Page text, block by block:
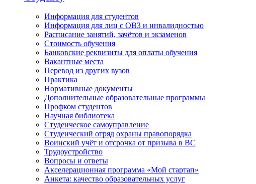
Информация для студентов
Информация для лиц с ОВЗ и инвалидностью
Расписание занятий, зачётов и экзаменов
Стоимость обучения
Банковские реквизиты для оплаты обучения
Вакантные места
Перевод из других вузов
Практика
Нормативные документы
Дополнительные образовательные программы
Профком студентов
Научная библиотека
Студенческое самоуправление
Студенческий отряд охраны правопорядка
Воинский учёт и отсрочка от призыва в ВС
Трудоустройство
Вопросы и ответы
Акселерационная программа «Мой стартап»
Анкета: качество образовательных услуг